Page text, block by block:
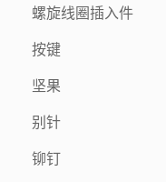
螺旋线圈插入件
按键
坚果
别针
铆钉